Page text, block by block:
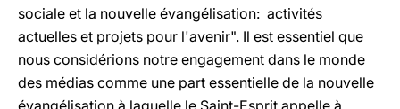
sociale et la nouvelle évangélisation: activités
actuelles et projets pour l'avenir". Il est essentiel que
nous considérions notre engagement dans le monde
des médias comme une part essentielle de la nouvelle
évangélisation à laquelle le Saint-Esprit appelle à